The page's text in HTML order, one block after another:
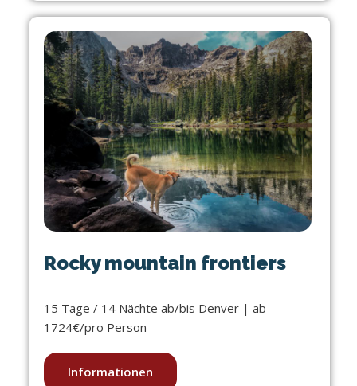
Rocky mountain frontiers
15 Tage / 14 Nächte ab/bis Denver | ab
1724€/pro Person
Informationen